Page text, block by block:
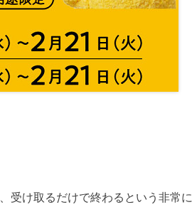
受け取るだけで終わるという非常に